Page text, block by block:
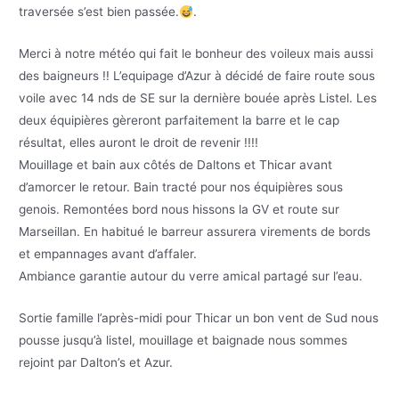
traversée s’est bien passée.
.
Merci à notre météo qui fait le bonheur des voileux mais aussi
des baigneurs !! L’equipage d’Azur à décidé de faire route sous
voile avec 14 nds de SE sur la dernière bouée après Listel. Les
deux équipières gèreront parfaitement la barre et le cap
résultat, elles auront le droit de revenir !!!!
Mouillage et bain aux côtés de Daltons et Thicar avant
d’amorcer le retour. Bain tracté pour nos équipières sous
genois. Remontées bord nous hissons la GV et route sur
Marseillan. En habitué le barreur assurera virements de bords
et empannages avant d’affaler.
Ambiance garantie autour du verre amical partagé sur l’eau.
Sortie famille l’après-midi pour Thicar un bon vent de Sud nous
pousse jusqu’à listel, mouillage et baignade nous sommes
rejoint par Dalton’s et Azur.